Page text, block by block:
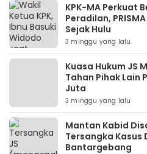
KPK-MA Perkuat
Peradilan,
Sejak Hulu
3 minggu yang lalu
Kuasa Hukum JS
Tahan Pihak Lain
Juta
3 minggu yang lalu
Mantan Kabid
Tersangka Kasus
Bantargebang